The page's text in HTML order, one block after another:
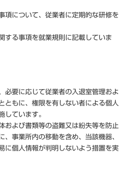
項について、従業者に定期的な研修を
する事項を就業規則に記載していま
必要に応じて従業者の入退室管理およ
ともに、権限を有しない者による個人
しています。
および書類等の盗難又は紛失等を防止
、事業所内の移動を含め、当該機器、
に個人情報が判明しないよう措置を実